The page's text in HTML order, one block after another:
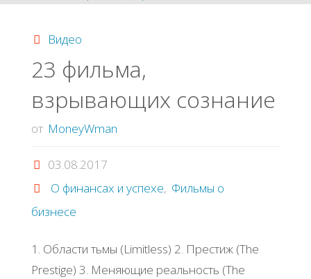
ты
реализуешь
Видео
23 фильма,
взрывающих сознание
от MoneyWman
03.08.2017
О финансах и успехе, Фильмы о
бизнесе
1. Области тьмы (Limitless) 2. Престиж (The
Prestige) 3. Меняющие реальность (The